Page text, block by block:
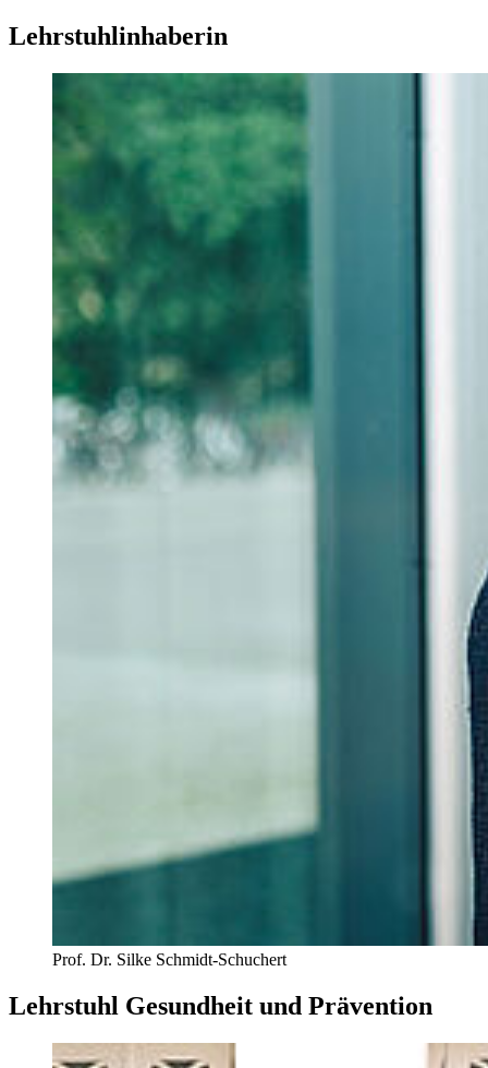
Lehrstuhlinhaberin
Prof. Dr. Silke Schmidt-Schuchert
Lehrstuhl Gesundheit und Prävention